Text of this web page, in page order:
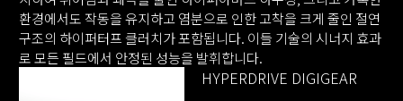
환경에서도 작동을 유지하고 염분으로 인한 고착을 크게 줄인 절연
구조의 하이퍼터프 클러치가 포함됩니다. 이들 기술의 시너지 효과
로 모든 필드에서 안정된 성능을 발휘합니다.
HYPERDRIVE DIGIGEAR